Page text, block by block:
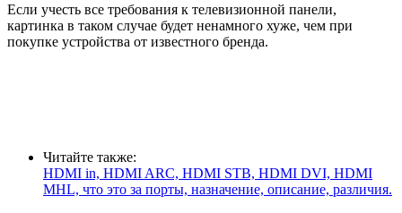
Если учесть все требования к телевизионной панели,
картинка в таком случае будет ненамного хуже, чем при
покупке устройства от известного бренда.
Читайте также:
HDMI in, HDMI ARC, HDMI STB, HDMI DVI, HDMI
MHL, что это за порты, назначение, описание, различия.